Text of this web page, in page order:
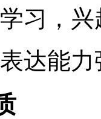
习，兴
达能